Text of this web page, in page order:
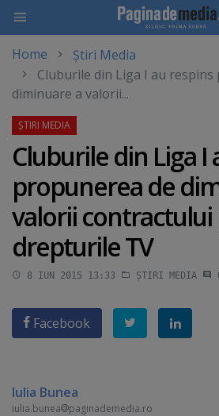
main
content
Home
Știri Media
Cluburile din Liga I au
diminuare a valorii...
Cluburile din Liga I
propunerea de
valorii
drepturile TV
8 IUN 2015 13:33 ȘTIRI MEDIA
Facebook
Iulia Bunea
iulia.bunea paginademedia.ro